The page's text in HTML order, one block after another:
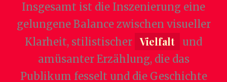
Insgesamt ist die Inszenierung eine
gelungene Balance zwischen visueller
Klarheit, stilistischer Vielfalt
und
amüsanter Erzählung, die das
Publikum fesselt und die Geschichte